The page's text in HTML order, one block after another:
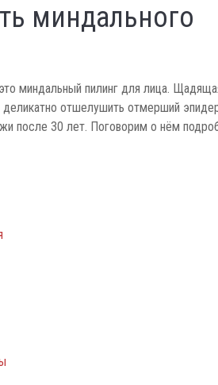
миндального
миндальный пилинг для лица.
отшелушить отмерший
после 30 лет. Поговорим о нём